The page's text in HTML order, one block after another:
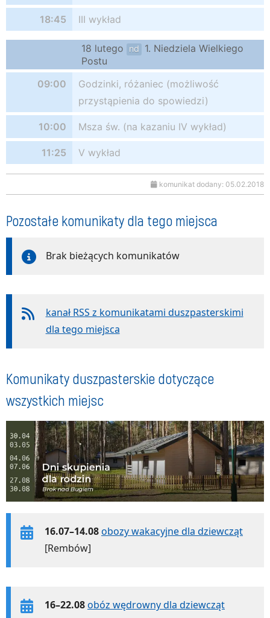
18:45 III wykład
18 lutego nd
1. Niedziela Wielkiego
Postu
09:00
Godzinki, różaniec (możliwość
przystąpienia do spowiedzi)
10:00 Msza św. (na kazaniu IV wykład)
11:25 V wykład
komunikat dodany: 05.02.2018
Pozostałe komunikaty dla tego miejsca
Brak bieżących komunikatów
kanał RSS z komunikatami duszpasterskimi
dla tego miejsca
Komunikaty duszpasterskie dotyczące
wszystkich miejsc
16.07–14.08obozy wakacyjne dla dziewcząt
[Rembów]
16–22.08obóz wędrowny dla dziewcząt